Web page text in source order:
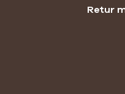
Retur